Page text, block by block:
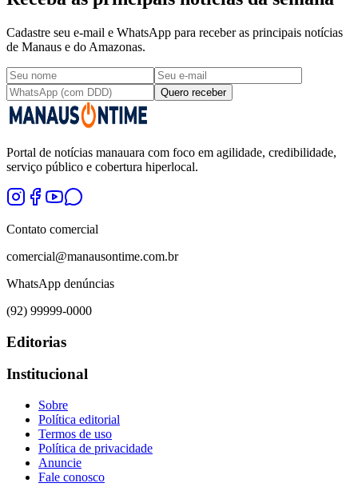
Cadastre seu e-mail e WhatsApp para receber as principais notícias
de Manaus e do Amazonas.
Quero receber
Portal de notícias manauara com foco em agilidade, credibilidade,
serviço público e cobertura hiperlocal.
Contato comercial
comercial@manausontime.com.br
WhatsApp denúncias
(92) 99999-0000
Editorias
Institucional
Sobre
Política editorial
Termos de uso
Política de privacidade
Anuncie
Fale conosco